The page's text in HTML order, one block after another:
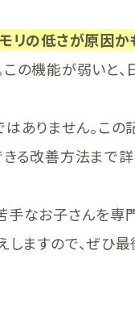
リの低さが原因か
の機能が弱いと
ありません。こ
る改善方法まで詳
なお子さんを
ますので、ぜひ最